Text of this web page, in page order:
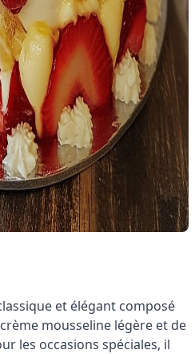
et élégant composé
mousseline légère et de
les occasions spéciales, il